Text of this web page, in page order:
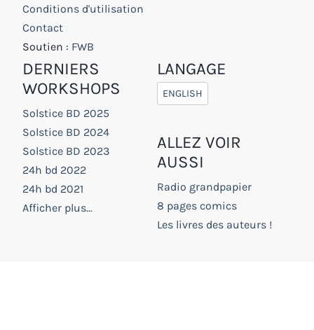
Conditions d'utilisation
Contact
Soutien : FWB
DERNIERS
WORKSHOPS
Solstice BD 2025
Solstice BD 2024
Solstice BD 2023
24h bd 2022
24h bd 2021
Afficher plus...
LANGAGE
ENGLISH
ALLEZ VOIR
AUSSI
Radio grandpapier
8 pages comics
Les livres des auteurs !